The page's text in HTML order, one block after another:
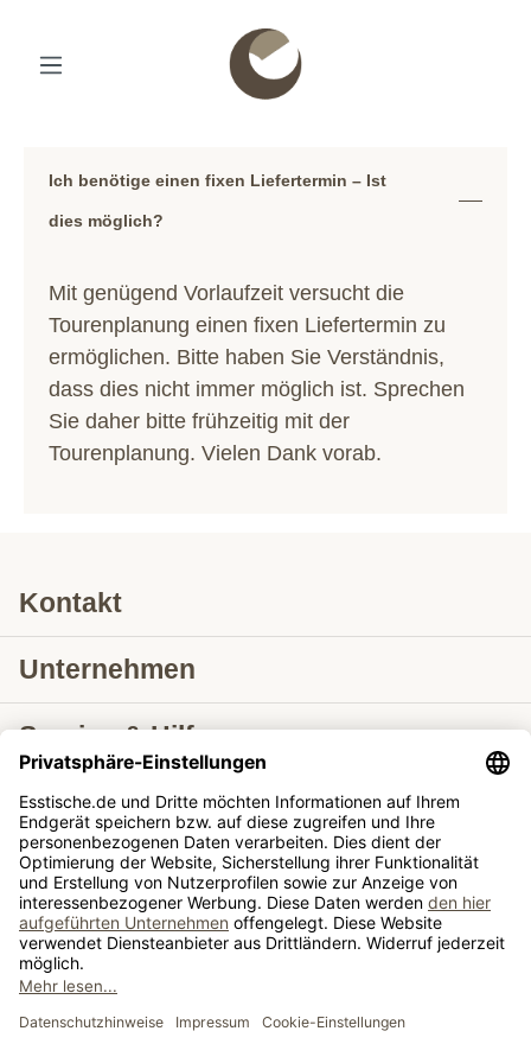
Ich benötige einen fixen Liefertermin – Ist
dies möglich?
Mit genügend Vorlaufzeit versucht die
Tourenplanung einen fixen Liefertermin zu
ermöglichen. Bitte haben Sie Verständnis,
dass dies nicht immer möglich ist. Sprechen
Sie daher bitte frühzeitig mit der
Tourenplanung. Vielen Dank vorab.
Kontakt
Unternehmen
Service & Hilfe
Lieferung nach
Tische ausziehbar
Tische